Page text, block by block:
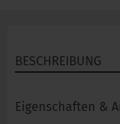
BESCHREIBUNG
Eigenschaften &